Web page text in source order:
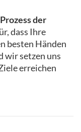
der
dass Ihre
besten Händen
wir setzen uns
erreichen